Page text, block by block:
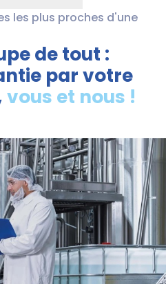
les plus proches d'une
de tout :
par votre
vous et nous !